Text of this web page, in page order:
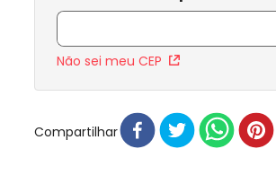
Não sei meu CEP
Compartilhar